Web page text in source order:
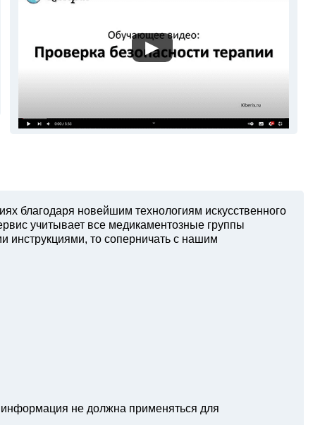
▶
благодаря новейшим технологиям искусственного
учитывает все медикаментозные группы
инструкциями, то соперничать с нашим
не должна применяться для